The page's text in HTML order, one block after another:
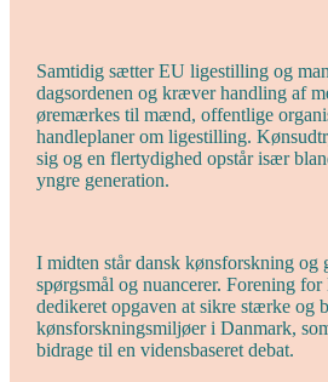
Samtidig sætter EU ligestilling og
dagsordenen og kræver handling af
øremærkes til mænd, offentlige
handleplaner om ligestilling.
sig og en flertydighed opstår især
yngre generation.
I midten står dansk kønsforskning og
spørgsmål og nuancerer. Forening
dedikeret opgaven at sikre stærke og
kønsforskningsmiljøer i Danmark,
bidrage til en vidensbaseret debat.